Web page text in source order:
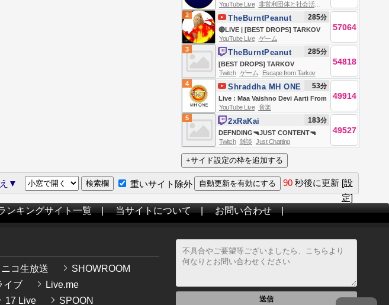
Kirtan | Sachkhand Sri Harmandir
Sahib, Sri Amritsar | 06.08.2026
YouTube Live 非営利団体と社会活動
2
🔴LIVE | [BEST DROPS] TARKOV
SEASONAL | DAY 3 | Hutch x
GIMMICK | WACKADOODLE
WEDNESDAY | #BUNGULATE
TheBurntPeanut 285分
57064
YouTube Live ゲーム
3
[BEST DROPS] TARKOV
SEASONAL | DAY 3 | HutchMF x
GIMMICK | WACKADOODLE
WEDNESDAY | #BUNGULATE
TheBurntPeanut 285分
54818
Twitch ゲーム
Escape from Tarkov
4
Live : Maa Vaishno Devi Aarti From
Bhawan | माता वैष्णो देवी आरती | 06
August 2026
Shraddha MH ONE 53分
49914
YouTube Live 音楽
5
DEFNDING🔫JUST CONTENT🔫
HES BACK🔫LOCK IN🔫
2xRaKai 183分
49527
Twitch 雑談 Just Chatting
▼ 重いサイト除外 90 秒後に更新 [設
定]
ンキングサイト一覧|当サイトについて|お問い合わせ|
コ生放送
SHOWROOM
イブ
Live.me
17 Live SPOON 送信